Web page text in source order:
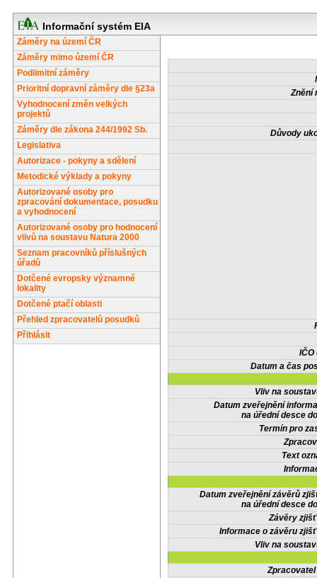
Informační systém EIA
Záměry na území ČR
Záměry mimo území ČR
Podlimitní záměry
Prioritní dopravní záměry dle §23a
Vyhodnocení změn velkých
projektů
Záměry dle zákona 244/1992 Sb.
Legislativa
Autorizace - pokyny a sdělení
Metodické výklady a pokyny
Autorizované osoby pro
zpracování dokumentace, posudku
a vyhodnocení
Autorizované osoby pro hodnocení
vlivů na soustavu Natura 2000
Seznam pracovníků příslušných
úřadů
Dotčené evropsky významné
lokality
Dotčené ptačí oblasti
Přehled zpracovatelů posudků
Přihlásit
Znění
Důvody
IČO
Datum a čas
Vliv na
Datum zveřejnění
na úřední desce
Termín pro
Text
Datum zveřejnění závěrů
na úřední desce
Závěry
Informace o závěru
Vliv na